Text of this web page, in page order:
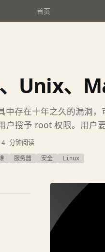
首页
Unix、
中存在十年之久的漏洞
户授予 root 权限。用户
分钟阅读
服务器 安全 Linux